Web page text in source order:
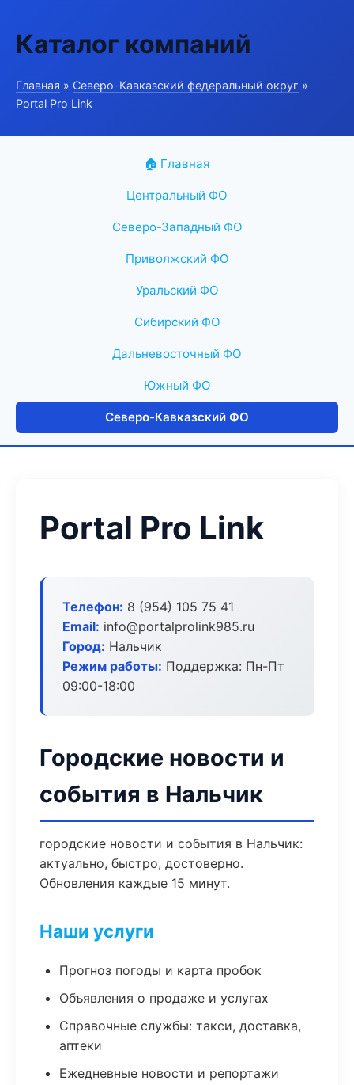
Каталог компаний
Главная » Северо-Кавказский федеральный округ »
Portal Pro Link
🏠 Главная
Центральный ФО
Северо-Западный ФО
Приволжский ФО
Уральский ФО
Сибирский ФО
Дальневосточный ФО
Южный ФО
Северо-Кавказский ФО
Portal Pro Link
Телефон: 8 (954) 105 75 41
Email: info@portalprolink985.ru
Город: Нальчик
Режим работы: Поддержка: Пн-Пт
09:00-18:00
Городские новости и
события в Нальчик
городские новости и события в Нальчик:
актуально, быстро, достоверно.
Обновления каждые 15 минут.
Наши услуги
Прогноз погоды и карта пробок
Объявления о продаже и услугах
Справочные службы: такси, доставка,
аптеки
Ежедневные новости и репортажи